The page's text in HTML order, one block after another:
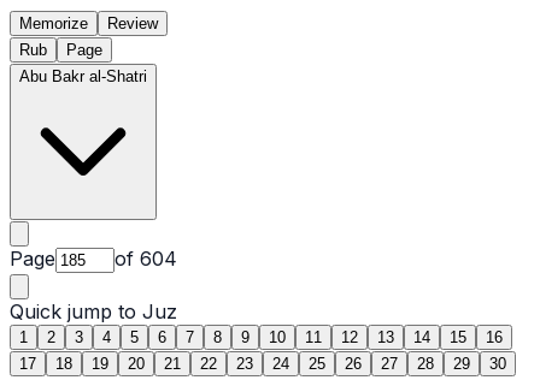
Memorize
Review
Rub
Page
Abu Bakr al-Shatri
Page of 604
Quick jump to Juz
1 2 3 4 5 6 7 8 9 10 11 12 13 14 15
16
17
18 19 20 21 22 23 24 25 26 27 28 29 30